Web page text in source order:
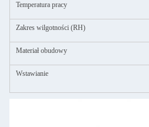
Temperatura pracy
Zakres wilgotności (RH)
Materiał obudowy
Wstawianie